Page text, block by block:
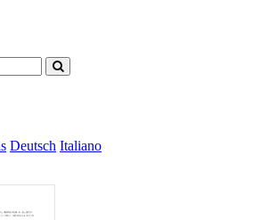
Deutsch Italiano